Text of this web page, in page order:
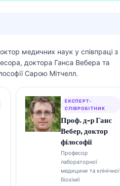
медичних наук у співпраці з
доктора Ганса Вебера та
Сарою Мітчелл.
ЕКСПЕРТ-
СПІВРОБІТНИК
Проф. д-р Ганс
Вебер, доктор
філософії
Професор
лабораторної
медицини та клінічної
біохімії